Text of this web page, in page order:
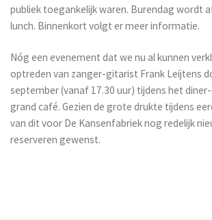
publiek toegankelijk waren. Burendag wordt
lunch. Binnenkort volgt er meer informatie.
Nóg een evenement dat we nu al kunnen
optreden van zanger-gitarist Frank Leijtens
september (vanaf 17.30 uur) tijdens het
grand café. Gezien de grote drukte tijdens
van dit voor De Kansenfabriek nog redelijk
reserveren gewenst.